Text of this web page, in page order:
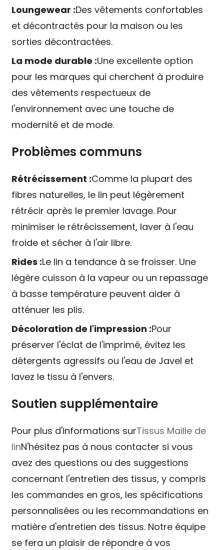
Loungewear :Des vêtements confortables
et décontractés pour la maison ou les
sorties décontractées.
La mode durable :Une excellente option
pour les marques qui cherchent à produire
des vêtements respectueux de
l'environnement avec une touche de
modernité et de mode.
Problèmes communs
Rétrécissement :Comme la plupart des
fibres naturelles, le lin peut légèrement
rétrécir après le premier lavage. Pour
minimiser le rétrécissement, laver à l'eau
froide et sécher à l'air libre.
Rides :Le lin a tendance à se froisser. Une
légère cuisson à la vapeur ou un repassage
à basse température peuvent aider à
atténuer les plis.
Décoloration de l'impression :Pour
préserver l'éclat de l'imprimé, évitez les
détergents agressifs ou l'eau de Javel et
lavez le tissu à l'envers.
Soutien supplémentaire
Pour plus d'informations surTissus Maille de
linN'hésitez pas à nous contacter si vous
avez des questions ou des suggestions
concernant l'entretien des tissus, y compris
les commandes en gros, les spécifications
personnalisées ou les recommandations en
matière d'entretien des tissus. Notre équipe
se fera un plaisir de répondre à vos